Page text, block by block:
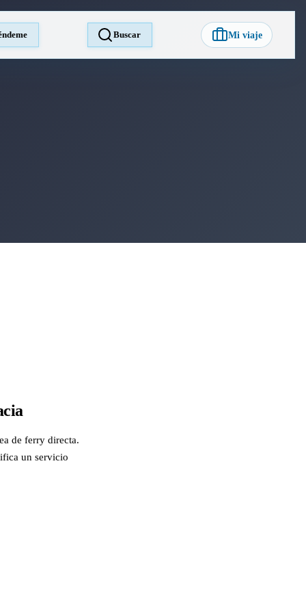
Buscar Mi viaje
de ferry directa.
un servicio